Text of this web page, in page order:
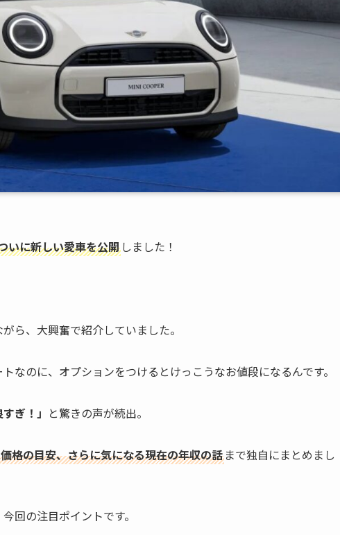
いに新しい愛車を公開 しました！
ら、大興奮で紹介していました。
なのに、オプションをつけるとけっこうなお値段になるんです。
ぎ！」 と驚きの声が続出。
格の目安、さらに気になる現在の年収の話 まで独自にまとめまし
今回の注目ポイントです。